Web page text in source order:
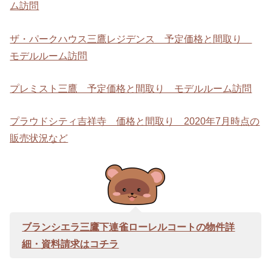
ム訪問
ザ・パークハウス三鷹レジデンス 予定価格と間取り
モデルルーム訪問
プレミスト三鷹 予定価格と間取り モデルルーム訪問
プラウドシティ吉祥寺 価格と間取り 2020年7月時点の
販売状況など
ブランシエラ三鷹下連雀ローレルコートの物件詳
細・資料請求はコチラ